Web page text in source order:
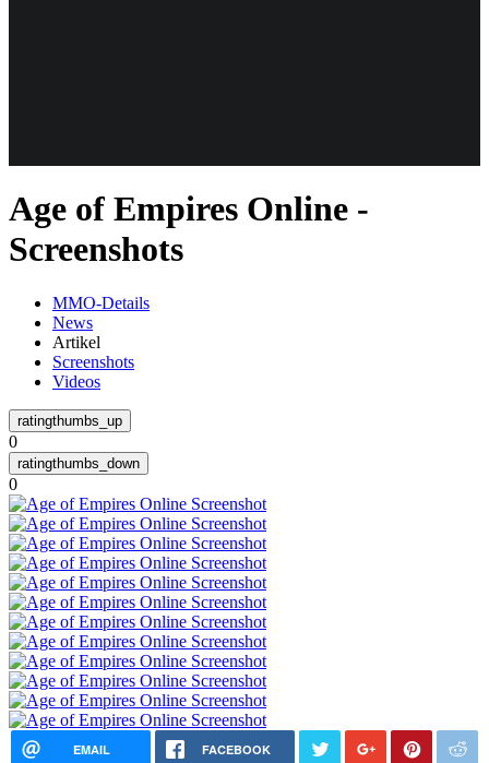
Age of Empires Online -
Screenshots
MMO-Details
News
Artikel
Screenshots
Videos
0
0
EMAIL FACEBOOK